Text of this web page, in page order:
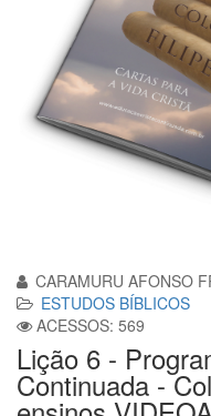
CARAMURU AFONSO
ESTUDOS BÍBLICOS
ACESSOS: 569
Lição 6 -
Continuada -